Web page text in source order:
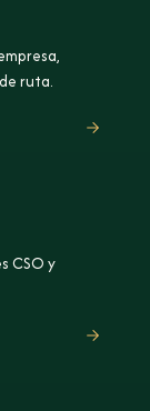
ruta.
CSO y